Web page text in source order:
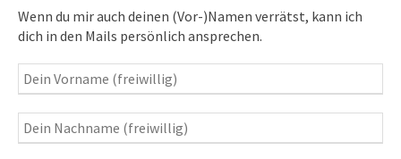
Wenn du mir auch deinen (Vor-)Namen verrätst, kann ich
dich in den Mails persönlich ansprechen.
Inspirationen
– Bewusstseins-Impulse, Meditation &
Heilung, Texte & Botschaften
Fotografie– Fotoblog, Kalender, Workshops